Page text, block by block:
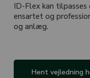
ID-Flex kan tilpasses
ensartet og
og anlæg.
Hent vejledning